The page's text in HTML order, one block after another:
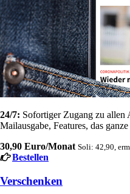
24/7: Sofortiger Zugang zu
Mailausgabe, Features, das
30,90 Euro/Monat Soli: 42,90,
Bestellen
Verschenken